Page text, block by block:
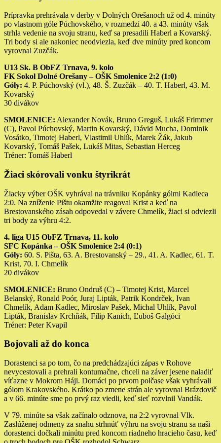
Prípravka prehrávala v derby v Dolných Orešanoch už od 4. minúty
po vlastnom góle Púchovského, v rozmedzí 40. a 43. minúty však
strhla vedenie na svoju stranu, keď sa presadili Haberl a Kovarský.
Tri body si ale nakoniec neodviezla, keď dve minúty pred koncom
vyrovnal Zuzčák.
U13 Sk. B ObFZ Trnava, 9. kolo
FK Sokol Dolné Orešany – OŠK Smolenice 2:2 (1:0)
Góly: 4. P. Púchovský (vl.), 48. Š. Zuzčák – 40. T. Haberl, 43. M.
Kovarský
30 divákov
SMOLENICE: Alexander Novák, Bruno Greguš, Lukáš Frimmer
(C), Pavol Púchovský, Martin Kovarský, Dávid Mucha, Dominik
Vosátko, Timotej Haberl, Vlastimil Uhlík, Marek Žák, Jakub
Kovarský, Tomáš Pašek, Lukáš Mitas, Sebastian Herceg
Tréner: Tomáš Haberl
Žiaci skórovali vonku štyrikrát
Žiacky výber OŠK vyhrával na trávniku Kopánky gólmi Kadleca
2:0. Na zníženie Pištu okamžite reagoval Krist a keď na
Brestovanského zásah odpovedal v závere Chmelík, žiaci si odviezli
tri body za výhru 4:2.
4. liga U15 ObFZ Trnava, 11. kolo
SFC Kopánka – OŠK Smolenice 2:4 (0:1)
Góly: 60. S. Pišta, 63. A. Brestovanský – 29., 41. A. Kadlec, 61. T.
Krist, 70. I. Chmelík
20 divákov
SMOLENICE: Bruno Ondruš (C) – Timotej Krist, Marcel
Belanský, Ronald Poór, Juraj Lipták, Patrik Kondrček, Ivan
Chmelík, Adam Kadlec, Miroslav Pašek, Michal Uhlík, Pavol
Lipták, Branislav Krchňák, Filip Kanich, Ľuboš Galgóci
Tréner: Peter Kvapil
Bojovali až do konca
Dorastenci sa po tom, čo na predchádzajúci zápas v Rohove
nevycestovali a prehrali kontumačne, chceli na záver jesene naladiť
víťazne v Mokrom Háji. Domáci po prvom polčase však vyhrávali
gólom Krakovského. Krátko po zmene strán ale vyrovnal Brázdovič
a v 66. minúte sme po prvý raz viedli, keď sieť rozvlnil Vandák.
V 79. minúte sa však začínalo odznova, na 2:2 vyrovnal Vlk.
Zaslúženej odmeny za snahu strhnúť výhru na svoju stranu sa naši
dorastenci dočkali minútu pred koncom riadneho hracieho času, keď